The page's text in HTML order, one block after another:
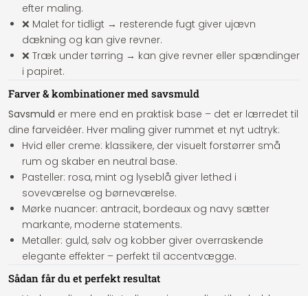
efter maling.
❌ Malet for tidligt → resterende fugt giver ujævn
dækning og kan give revner.
❌ Træk under tørring → kan give revner eller spændinger
i papiret.
Farver & kombinationer med savsmuld
Savsmuld er mere end en praktisk base – det er lærredet til
dine farveidéer. Hver maling giver rummet et nyt udtryk:
Hvid eller creme: klassikere, der visuelt forstørrer små
rum og skaber en neutral base.
Pasteller: rosa, mint og lyseblå giver lethed i
soveværelse og børneværelse.
Mørke nuancer: antracit, bordeaux og navy sætter
markante, moderne statements.
Metaller: guld, sølv og kobber giver overraskende
elegante effekter – perfekt til accentvægge.
Sådan får du et perfekt resultat